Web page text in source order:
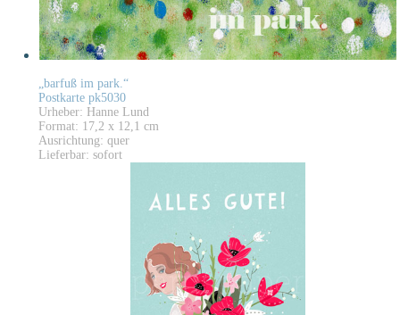
„barfuß im park.“
Postkarte pk5030
Urheber: Hanne Lund
Format: 17,2 x 12,1 cm
Ausrichtung: quer
Lieferbar: sofort